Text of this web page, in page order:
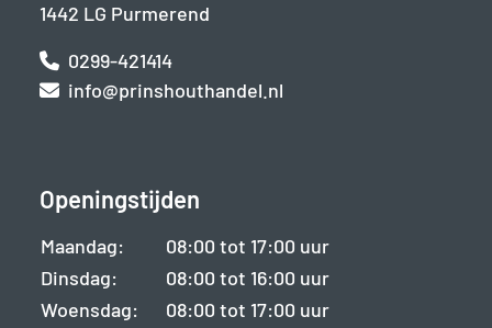
1442 LG Purmerend
0299-421414
info@prinshouthandel.nl
Openingstijden
Maandag:
08:00 tot 17:00 uur
Dinsdag:
08:00 tot 16:00 uur
Woensdag:
08:00 tot 17:00 uur